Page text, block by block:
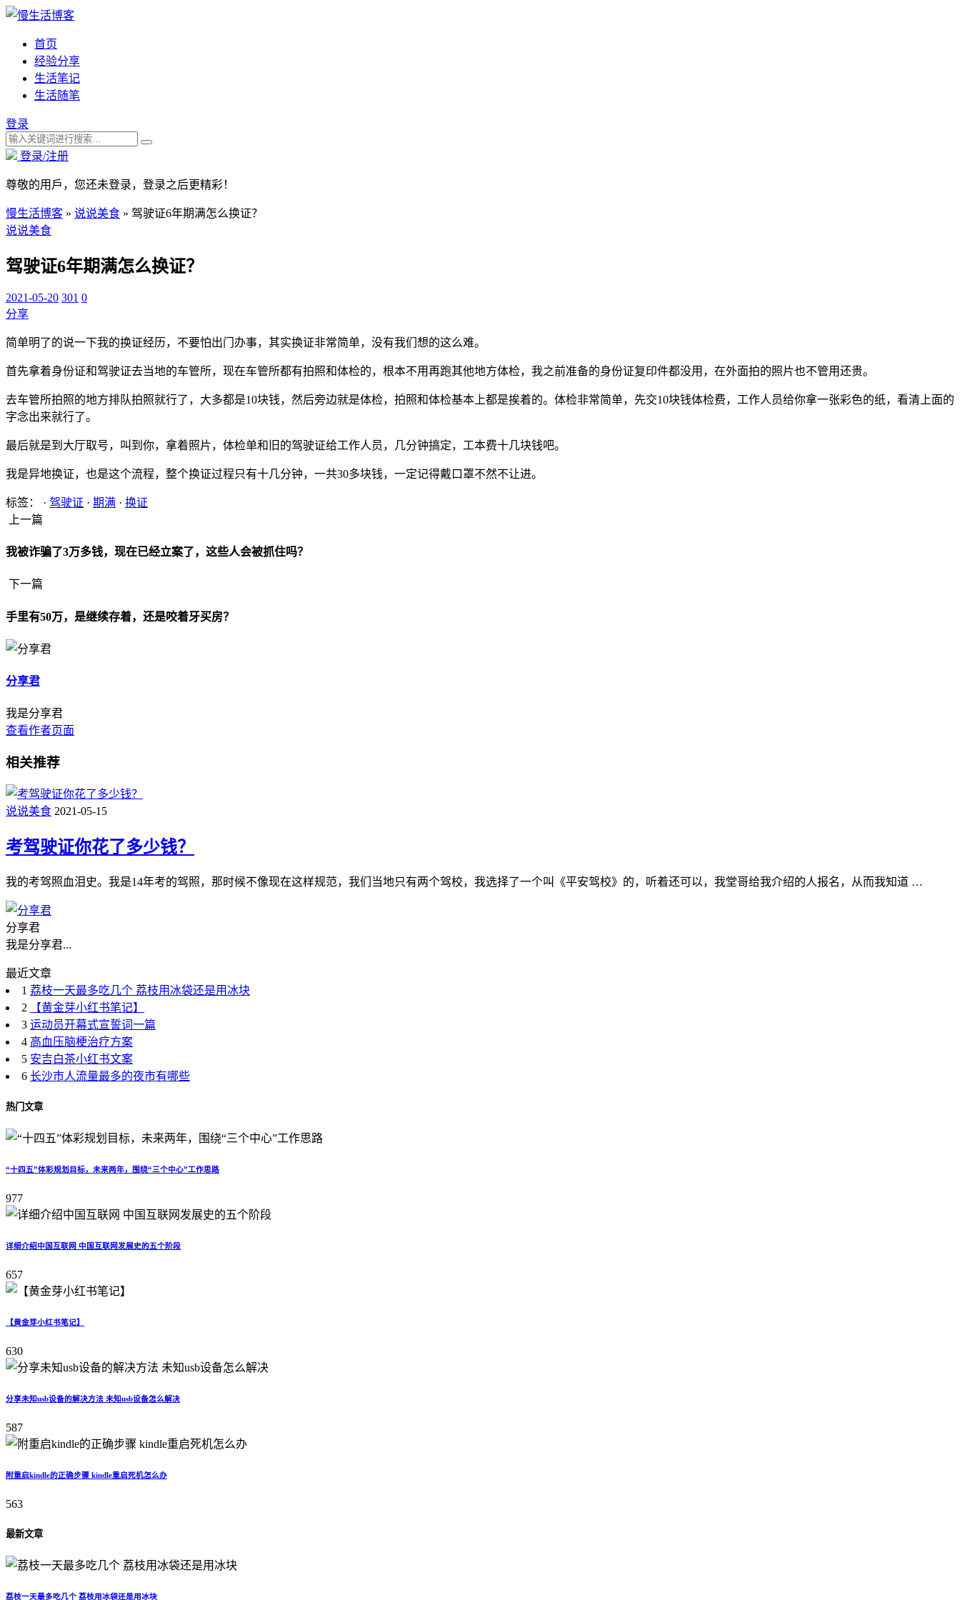
首页
经验分享
生活笔记
生活随笔
登录
登录/注册
尊敬的用戶，您还未登录，登录之后更精彩！
慢生活博客 » 说说美食 » 驾驶证6年期满怎么换证？
说说美食
驾驶证6年期满怎么换证？
2021-05-20 301 0
分享
简单明了的说一下我的换证经历，不要怕出门办事，其实换证非常简单，没有我们想的这么难。
首先拿着身份证和驾驶证去当地的车管所，现在车管所都有拍照和体检的，根本不用再跑其他地方体检，我之前准备的身份证复印件都没用，在外面拍的照片也不管用还贵。
去车管所拍照的地方排队拍照就行了，大多都是10块钱，然后旁边就是体检，拍照和体检基本上都是挨着的。体检非常简单，先交10块钱体检费，工作人员给你拿一张彩色的纸，看清上面的
字念出来就行了。
最后就是到大厅取号，叫到你，拿着照片，体检单和旧的驾驶证给工作人员，几分钟搞定，工本费十几块钱吧。
我是异地换证，也是这个流程，整个换证过程只有十几分钟，一共30多块钱，一定记得戴口罩不然不让进。
标签： · 驾驶证 · 期满 · 换证
上一篇
我被诈骗了3万多钱，现在已经立案了，这些人会被抓住吗？
下一篇
手里有50万，是继续存着，还是咬着牙买房？
分享君
我是分享君
查看作者页面
相关推荐
说说美食 2021-05-15
考驾驶证你花了多少钱？
我的考驾照血泪史。我是14年考的驾照，那时候不像现在这样规范，我们当地只有两个驾校，我选择了一个叫《平安驾校》的，听着还可以，我堂哥给我介绍的人报名，从而我知道 …
分享君
我是分享君...
最近文章
1 荔枝一天最多吃几个 荔枝用冰袋还是用冰块
2
【黄金芽小红书笔记】
3 运动员开幕式宣誓词一篇
4 高血压脑梗治疗方案
5 安吉白茶小红书文案
6 长沙市人流量最多的夜市有哪些
热门文章
“十四五”体彩规划目标，未来两年，围绕“三个中心”工作思路
977
详细介绍中国互联网 中国互联网发展史的五个阶段
657
【黄金芽小红书笔记】
630
分享未知usb设备的解决方法 未知usb设备怎么解决
587
附重启kindle的正确步骤 kindle重启死机怎么办
563
最新文章
荔枝一天最多吃几个 荔枝用冰袋还是用冰块